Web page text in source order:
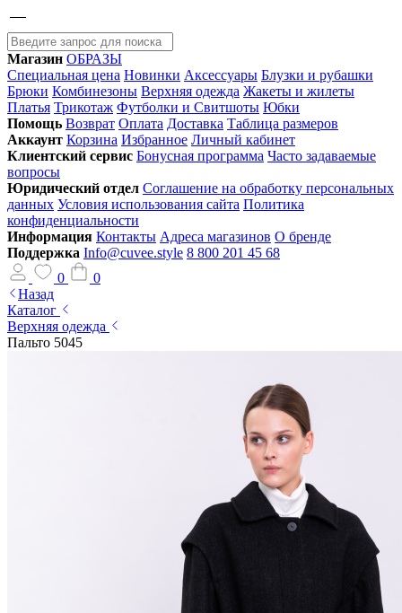
Магазин ОБРАЗЫ
Специальная цена Новинки Аксессуары Блузки и рубашки
Брюки Комбинезоны Верхняя одежда Жакеты и жилеты
Платья Трикотаж Футболки и Свитшоты Юбки
Помощь Возврат Оплата Доставка Таблица размеров
Аккаунт Корзина Избранное Личный кабинет
Клиентский сервис Бонусная программа Часто задаваемые
вопросы
Юридический отдел Соглашение на обработку персональных
данных Условия использования сайта Политика
конфиденциальности
Информация Контакты Адреса магазинов О бренде
Поддержка Info@cuvee.style 8 800 201 45 68
0
0
Назад
Каталог
Верхняя одежда
Пальто 5045